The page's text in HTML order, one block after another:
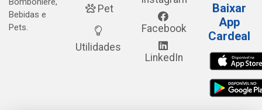
Bebidas e
Pets.
Pet
Utilidades
Facebook
LinkedIn
Baixar
App
Cardeal